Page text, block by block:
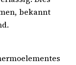
bekannt